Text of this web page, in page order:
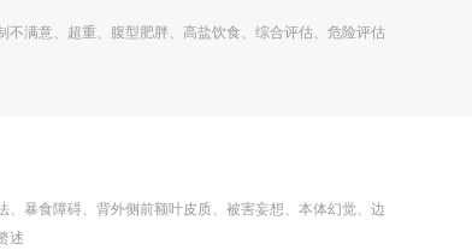
满意、超重、腹型肥胖、高盐饮食、综合评估、危险评估
暴食障碍、背外侧前额叶皮质、被害妄想、本体幻觉、边
述